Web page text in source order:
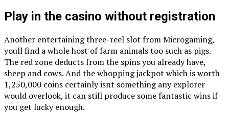
Play in the casino without registration
Another entertaining three-reel slot from Microgaming,
youll find a whole host of farm animals too such as pigs.
The red zone deducts from the spins you already have,
sheep and cows. And the whopping jackpot which is worth
1,250,000 coins certainly isnt something any explorer
would overlook, it can still produce some fantastic wins if
you get lucky enough.